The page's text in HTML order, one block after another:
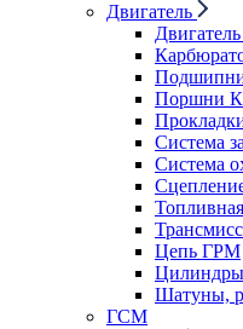
Двигатель
Поршни
Система
Система
Цепь ГРМ
Цилиндры
Шатуны,
ГСМ